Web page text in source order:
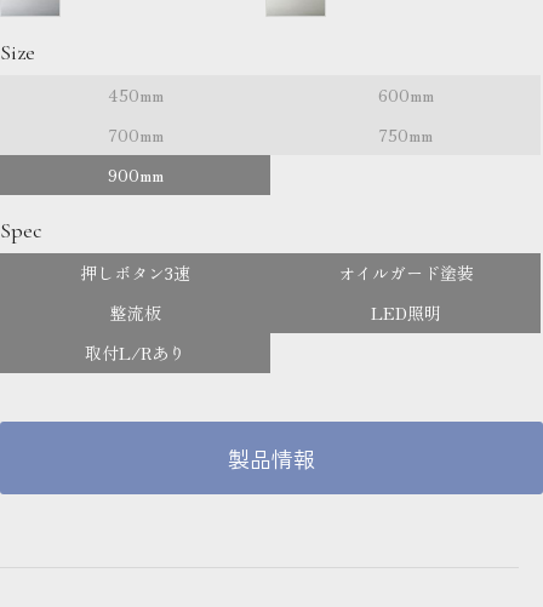
Size
450mm
600mm
700mm
750mm
900mm
Spec
押しボタン3速
オイルガード塗装
整流板
LED照明
取付L/Rあり
製品情報